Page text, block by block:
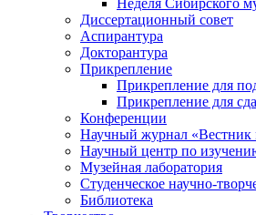
Неделя Сибирского
Диссертационный совет
Аспирантура
Докторантура
Прикрепление
Прикрепление для
Прикрепление для
Конференции
Научный журнал «Вестник
Научный центр по
Музейная лаборатория
Студенческое научно-
Библиотека